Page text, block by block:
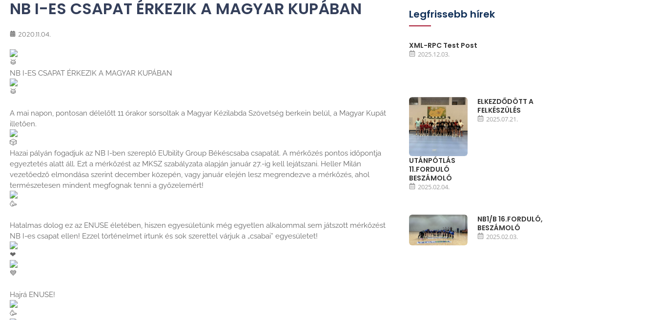
NB I-ES CSAPAT ÉRKEZIK A MAGYAR KUPÁBAN
2020.11.04.
NB I-ES CSAPAT ÉRKEZIK A MAGYAR KUPÁBAN
A mai napon, pontosan délelőtt 11 órakor sorsoltak a Magyar Kézilabda Szövetség berkein belül, a Magyar Kupát
illetően.
Hazai pályán fogadjuk az NB I-ben szereplő EUbility Group Békéscsaba csapatát. A mérkőzés pontos időpontja
egyeztetés alatt áll. Ezt a mérkőzést az MKSZ szabályzata alapján január 27.-ig kell lejátszani. Heller Milán
vezetőedző elmondása szerint december közepén, vagy január elején lesz megrendezve a mérkőzés, ahol
természetesen mindent megfognak tenni a győzelemért!
Hatalmas dolog ez az ENUSE életében, hiszen egyesületünk még egyetlen alkalommal sem játszott mérkőzést
NB I-es csapat ellen! Ezzel történelmet írtunk és sok szerettel várjuk a „csabai” egyesületet!
Hajrá ENUSE!
Legfrissebb hírek
XML-RPC Test Post
2025.12.03.
ELKEZDŐDÖTT A
FELKÉSZÜLÉS
2025.07.21.
UTÁNPÓTLÁS
11.FORDULÓ
BESZÁMOLÓ
2025.02.04.
NB1/B 16.FORDULÓ,
BESZÁMOLÓ
2025.02.03.